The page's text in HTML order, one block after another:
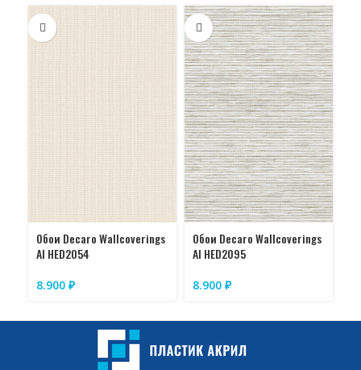
Обои Decaro Wallcoverings
AI HED2054
8.900 ₽
Обои Decaro Wallcoverings
AI HED2095
8.900 ₽